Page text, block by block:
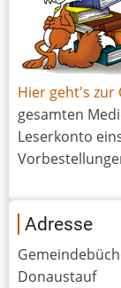
Hier geht's zur
gesamten
Leserkonto
Adresse
Donaustauf